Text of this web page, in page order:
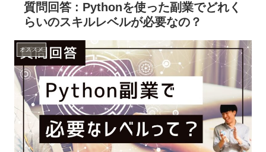
質問回答 : Pythonを使った副業でどれく
らいのスキルレベルが必要なの？
オススメ